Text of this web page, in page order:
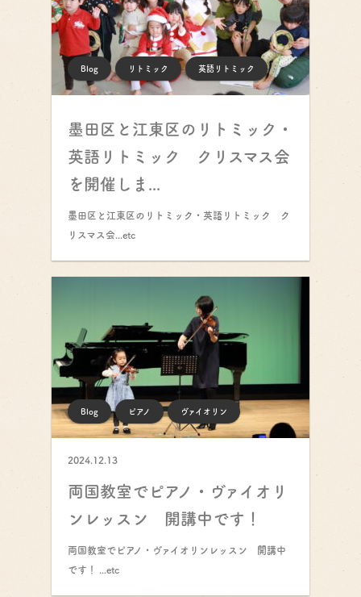
Blog リトミック 英語リトミック
墨田区と江東区のリトミック・
英語リトミック クリスマス会
を開催しま...
墨田区と江東区のリトミック・英語リトミック ク
リスマス会...etc
Blog ピアノ ヴァイオリン
2024.12.13
両国教室でピアノ・ヴァイオリ
ンレッスン 開講中です！
両国教室でピアノ・ヴァイオリンレッスン 開講中
です！ ...etc